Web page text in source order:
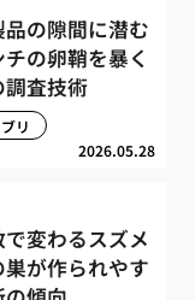
品の隙間に潜む
の卵鞘を暴く
調査技術
2026.05.28
リ
変わるスズメ
巣が作られやす